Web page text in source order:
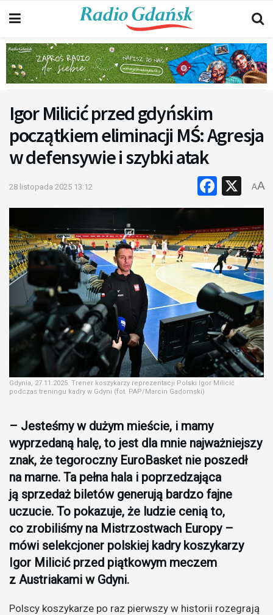
Igor Milicić przed gdyńskim
początkiem eliminacji MŚ: Agresja
w defensywie i szybki atak
28 listopada 2025 13:12 X
AA
Gdynia, 27.11.2025. Trener koszykarzy reprezentacji Polski Igor Milicić
podczas treningu kadry w Gdyni (fot. PAP/Marcin Gadomski)
– Jesteśmy w dużym mieście, i mamy
wyprzedaną halę, to jest dla mnie najważniejszy
znak, że tegoroczny EuroBasket nie poszedł
na marne. Ta pełna hala i poprzedzająca
ją sprzedaż biletów generują bardzo fajne
uczucie. To pokazuje, że ludzie cenią to,
co zrobiliśmy na Mistrzostwach Europy –
mówi selekcjoner polskiej kadry koszykarzy
Igor Milicić przed piątkowym meczem
z Austriakami w Gdyni.
Polscy koszykarze po raz pierwszy w historii rozegrają